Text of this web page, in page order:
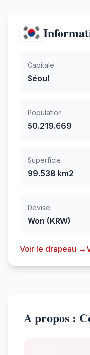
Capitale
Séoul
Population
50.219.669
Superficie
99.538 km2
Devise
Won (KRW)
Voir le drapeau →
A propos :